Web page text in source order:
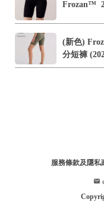
Frozan™
(新色)
分短褲
服務條款及隱私